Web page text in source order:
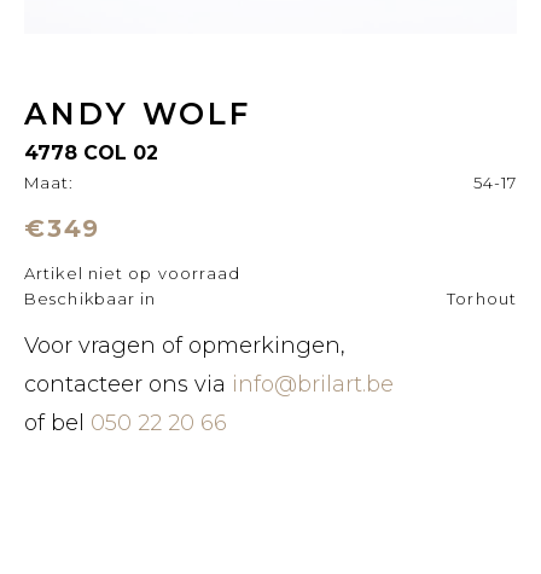
ANDY WOLF
4778 COL 02
Maat: 54-17
€349
Artikel niet op voorraad
Beschikbaar in
Torhout
Voor vragen of opmerkingen,
contacteer ons via info@brilart.be
of bel 050 22 20 66